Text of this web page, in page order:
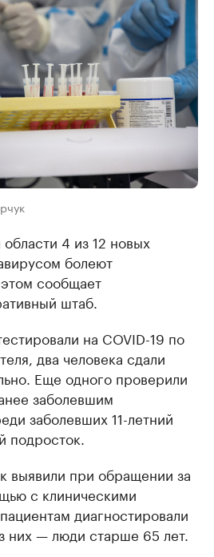
4 из 12 новых
болеют
сообщает
штаб.
на COVID-19 по
два человека сдали
Еще одного проверили
заболевшим
заболевших 11-летний
подросток.
выявили при обращении за
с клиническими
диагностировали
них — люди старше 65 лет.